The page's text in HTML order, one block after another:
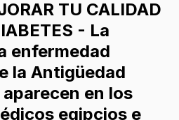
TU CALIDAD
- La
enfermedad
la Antigüedad
en los
egipcios e